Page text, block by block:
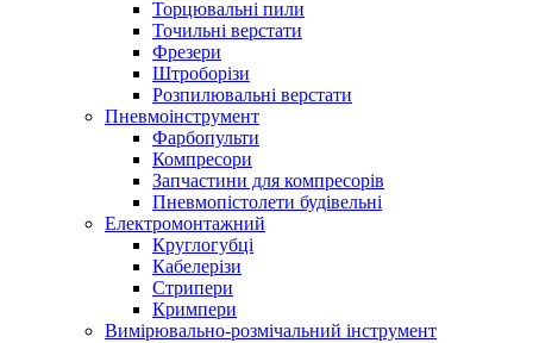
Торцювальні пили
Точильні верстати
Фрезери
Штроборізи
Розпилювальні верстати
Пневмоінструмент
Фарбопульти
Компресори
Запчастини для компресорів
Пневмопістолети будівельні
Електромонтажний
Круглогубці
Кабелерізи
Стрипери
Кримпери
Вимірювально-розмічальний інструмент